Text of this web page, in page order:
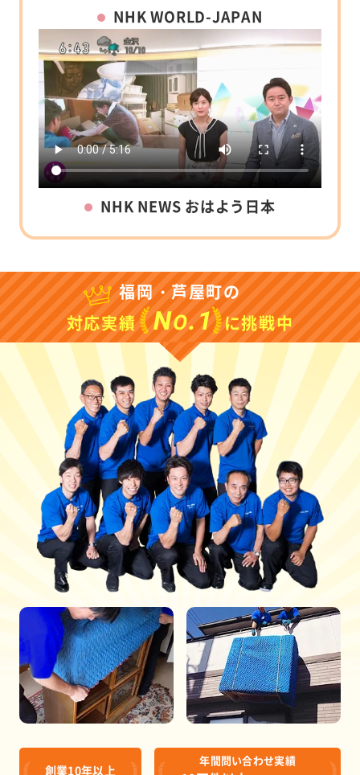
NHK WORLD-JAPAN
NHK NEWS おはよう日本
福岡・芦屋町の
対応実績
NO.1 に挑戦中
創業10年以上
年間問い合わせ実績